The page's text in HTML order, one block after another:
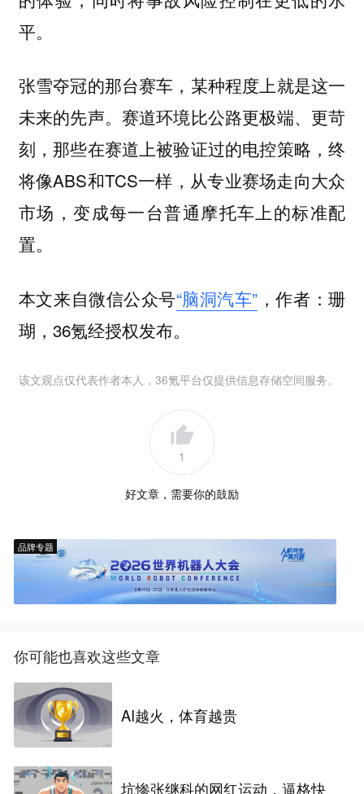
平。
张雪夺冠的那台赛车，某种程度上就是这一
未来的先声。赛道环境比公路更极端、更苛
刻，那些在赛道上被验证过的电控策略，终
将像ABS和TCS一样，从专业赛场走向大众
市场，变成每一台普通摩托车上的标准配
置。
本文来自微信公众号“脑洞汽车” ，作者：珊
瑚，36氪经授权发布。
该文观点仅代表作者本人，36氪平台仅提供信息存储空间服务。
1
好文章，需要你的鼓励
品牌专题
你可能也喜欢这些文章
AI越火，体育越贵
坑惨张继科的网红运动，逼格快